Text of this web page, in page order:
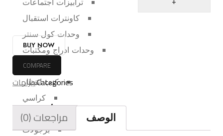
كاونترات استقبال
وحدات كول سنتر
وحدات ادراج ومكتبات
معامل
كنب انتظار
كراسي
أثاث الحديقة
برجولات
BUY NOW
COMPARE
Categories:جزامات
الوصف مراجعات (0)